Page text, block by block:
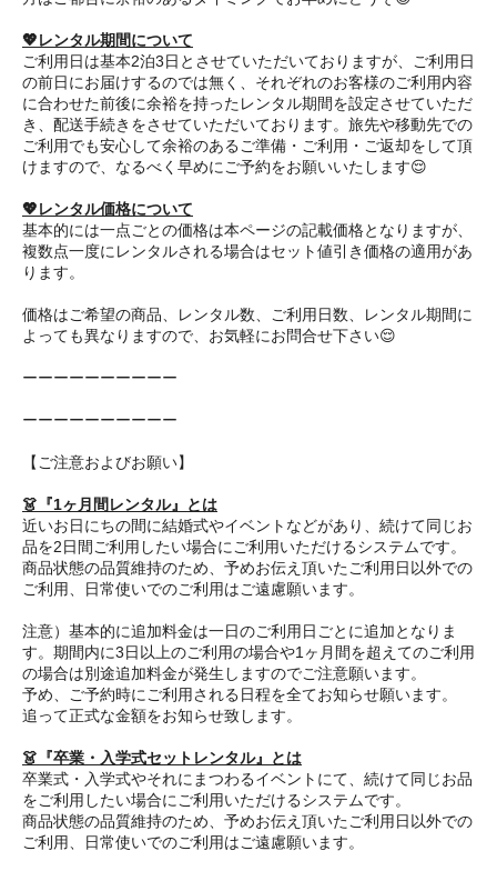
💖レンタル期間について
ご利用日は基本2泊3日とさせていただいておりますが、ご利用日
の前日にお届けするのでは無く、それぞれのお客様のご利用内容
に合わせた前後に余裕を持ったレンタル期間を設定させていただ
き、配送手続きをさせていただいております。旅先や移動先での
ご利用でも安心して余裕のあるご準備・ご利用・ご返却をして頂
けますので、なるべく早めにご予約をお願いいたします😌
💖レンタル価格について
基本的には一点ごとの価格は本ページの記載価格となりますが、
複数点一度にレンタルされる場合はセット値引き価格の適用があ
ります。
価格はご希望の商品、レンタル数、ご利用日数、レンタル期間に
よっても異なりますので、お気軽にお問合せ下さい😌
ーーーーーーーーーー
ーーーーーーーーーー
【ご注意およびお願い】
👗『1ヶ月間レンタル』とは
近いお日にちの間に結婚式やイベントなどがあり、続けて同じお
品を2日間ご利用したい場合にご利用いただけるシステムです。
商品状態の品質維持のため、予めお伝え頂いたご利用日以外での
ご利用、日常使いでのご利用はご遠慮願います。
注意）基本的に追加料金は一日のご利用日ごとに追加となりま
す。期間内に3日以上のご利用の場合や1ヶ月間を超えてのご利用
の場合は別途追加料金が発生しますのでご注意願います。
予め、ご予約時にご利用される日程を全てお知らせ願います。
追って正式な金額をお知らせ致します。
👗『卒業・入学式セットレンタル』とは
卒業式・入学式やそれにまつわるイベントにて、続けて同じお品
をご利用したい場合にご利用いただけるシステムです。
商品状態の品質維持のため、予めお伝え頂いたご利用日以外での
ご利用、日常使いでのご利用はご遠慮願います。